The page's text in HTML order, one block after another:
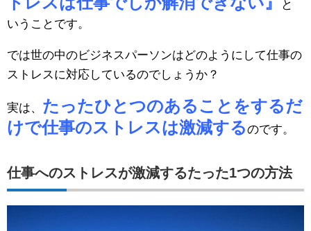
と
いうことです。
では世の中のビジネスパーソンはどのようにして仕事の
ストレスに対応しているのでしょうか？
実は、 たったひとつのあることをするだ
けで仕事のストレスは激減するのです。
仕事へのストレスが激減するたった1つの方法